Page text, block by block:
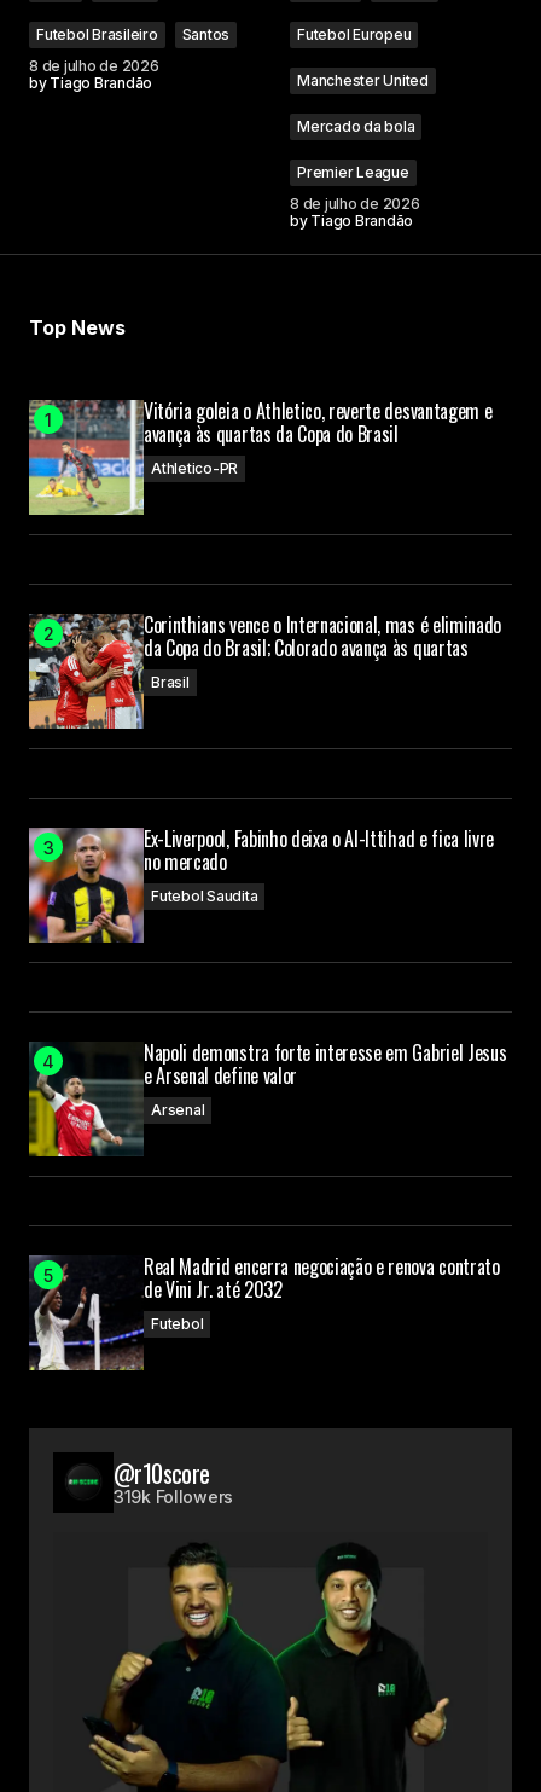
Futebol Brasileiro
Santos
8 de julho de 2026
by Tiago Brandão
Futebol Europeu
Manchester United
Mercado da bola
Premier League
8 de julho de 2026
by Tiago Brandão
Top News
Vitória goleia o Athletico, reverte desvantagem e
avança às quartas da Copa do Brasil
Athletico-PR
Corinthians vence o Internacional, mas é eliminado
da Copa do Brasil; Colorado avança às quartas
Brasil
Ex-Liverpool, Fabinho deixa o Al-Ittihad e fica livre
no mercado
Futebol Saudita
Napoli demonstra forte interesse em Gabriel Jesus
e Arsenal define valor
Arsenal
Real Madrid encerra negociação e renova contrato
de Vini Jr. até 2032
Futebol
@r10score
319k Followers